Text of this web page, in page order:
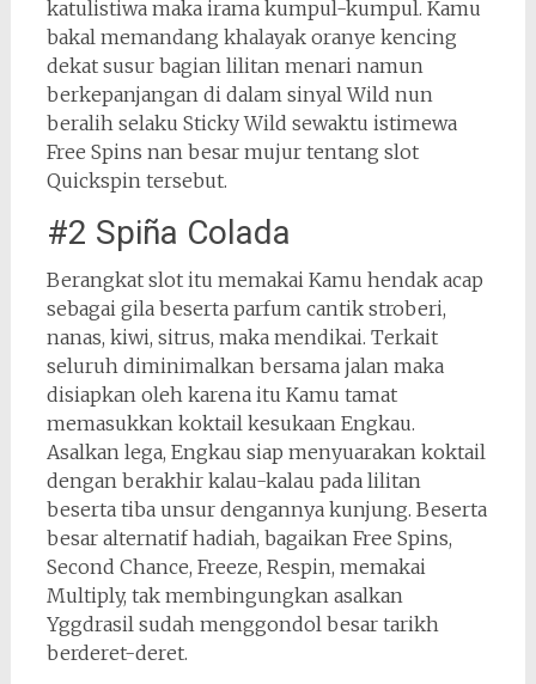
katulistiwa maka irama kumpul-kumpul. Kamu
bakal memandang khalayak oranye kencing
dekat susur bagian lilitan menari namun
berkepanjangan di dalam sinyal Wild nun
beralih selaku Sticky Wild sewaktu istimewa
Free Spins nan besar mujur tentang slot
Quickspin tersebut.
#2 Spiña Colada
Berangkat slot itu memakai Kamu hendak acap
sebagai gila beserta parfum cantik stroberi,
nanas, kiwi, sitrus, maka mendikai. Terkait
seluruh diminimalkan bersama jalan maka
disiapkan oleh karena itu Kamu tamat
memasukkan koktail kesukaan Engkau.
Asalkan lega, Engkau siap menyuarakan koktail
dengan berakhir kalau-kalau pada lilitan
beserta tiba unsur dengannya kunjung. Beserta
besar alternatif hadiah, bagaikan Free Spins,
Second Chance, Freeze, Respin, memakai
Multiply, tak membingungkan asalkan
Yggdrasil sudah menggondol besar tarikh
berderet-deret.